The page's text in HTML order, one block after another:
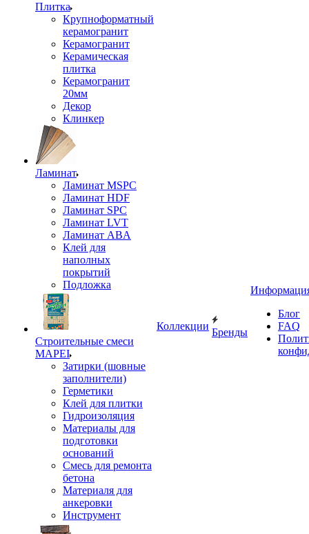
Плитка
Крупноформатный
керамогранит
Керамогранит
Керамическая
плитка
Керамогранит
20мм
Декор
Клинкер
Ламинат
Ламинат MSPC
Ламинат HDF
Ламинат SPC
Ламинат LVT
Ламинат ABA
Клей для
наполных
покрытий
Подложка
Строительные смеси
MAPEI
Затирки (шовные
заполнители)
Герметики
Клей для плитки
Гидроизоляция
Материалы для
подготовки
оснований
Смесь для ремонта
бетона
Материаля для
анкеровки
Инструмент
Коллекции
Бренды
Блог
FAQ